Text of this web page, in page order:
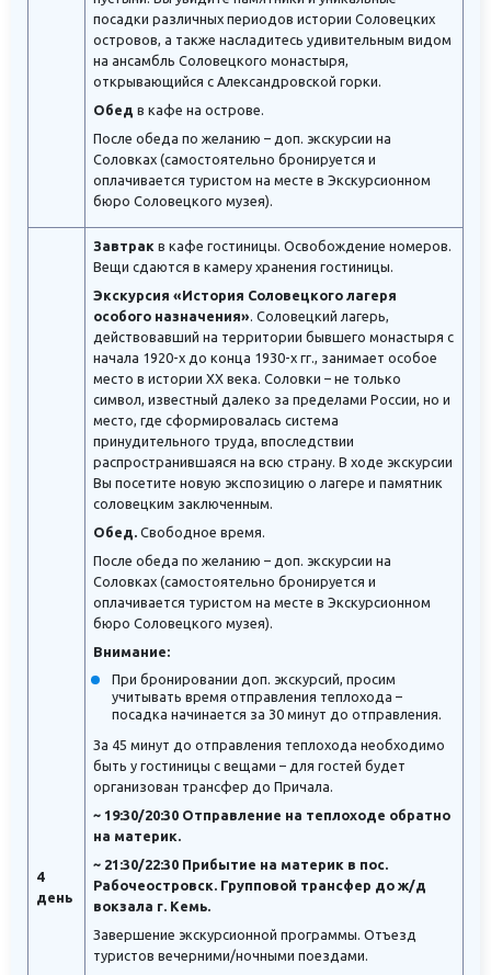
посадки различных периодов истории Соловецких
островов, а также насладитесь удивительным видом
на ансамбль Соловецкого монастыря,
открывающийся с Александровской горки.
Обед в кафе на острове.
После обеда по желанию – доп. экскурсии на
Соловках (самостоятельно бронируется и
оплачивается туристом на месте в Экскурсионном
бюро Соловецкого музея).
4
день
Завтрак в кафе гостиницы. Освобождение номеров.
Вещи сдаются в камеру хранения гостиницы.
Экскурсия «История Соловецкого лагеря
особого назначения». Соловецкий лагерь,
действовавший на территории бывшего монастыря с
начала 1920-х до конца 1930-х гг., занимает особое
место в истории XX века. Соловки – не только
символ, известный далеко за пределами России, но и
место, где сформировалась система
принудительного труда, впоследствии
распространившаяся на всю страну. В ходе экскурсии
Вы посетите новую экспозицию о лагере и памятник
соловецким заключенным.
Обед. Свободное время.
После обеда по желанию – доп. экскурсии на
Соловках (самостоятельно бронируется и
оплачивается туристом на месте в Экскурсионном
бюро Соловецкого музея).
Внимание:
При бронировании доп. экскурсий, просим
учитывать время отправления теплохода –
посадка начинается за 30 минут до отправления.
За 45 минут до отправления теплохода необходимо
быть у гостиницы с вещами – для гостей будет
организован трансфер до Причала.
~ 19:30/20:30 Отправление на теплоходе обратно
на материк.
~ 21:30/22:30 Прибытие на материк в пос.
Рабочеостровск. Групповой трансфер до ж/д
вокзала г. Кемь.
Завершение экскурсионной программы. Отъезд
туристов вечерними/ночными поездами.